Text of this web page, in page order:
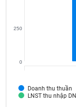
Tâm
Doanh thu thuần
LNST thu nhập DN
0
250
KHÔNG
THIẾT